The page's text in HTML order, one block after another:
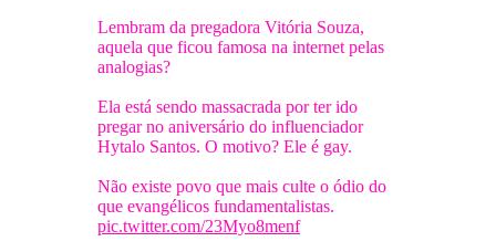
Lembram da pregadora Vitória Souza,
aquela que ficou famosa na internet pelas
analogias?
Ela está sendo massacrada por ter ido
pregar no aniversário do influenciador
Hytalo Santos. O motivo? Ele é gay.
Não existe povo que mais culte o ódio do
que evangélicos fundamentalistas.
pic.twitter.com/23Myo8menf